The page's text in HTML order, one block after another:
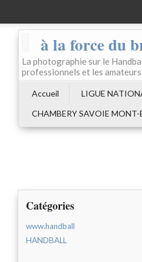
à la force du
La photographie sur le
professionnels et les
Accueil LIGUE
CHAMBERY SAVOIE MONT-
Catégories
www.handball
HANDBALL